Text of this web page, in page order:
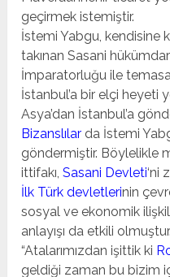
geçirmek istemiştir.
İstemi Yabgu, kendisine
takınan Sasani
İmparatorluğu ile
İstanbul’a bir elçi heyeti
Asya’dan İstanbul’a
Bizanslılar da İstemi
göndermiştir. Böylelikle
ittifakı,Sasani Devleti‘ni
İlk Türk devletlerinin
sosyal ve ekonomik
anlayışı da etkili
“Atalarımızdan işittik ki
geldiği zaman bu bizim